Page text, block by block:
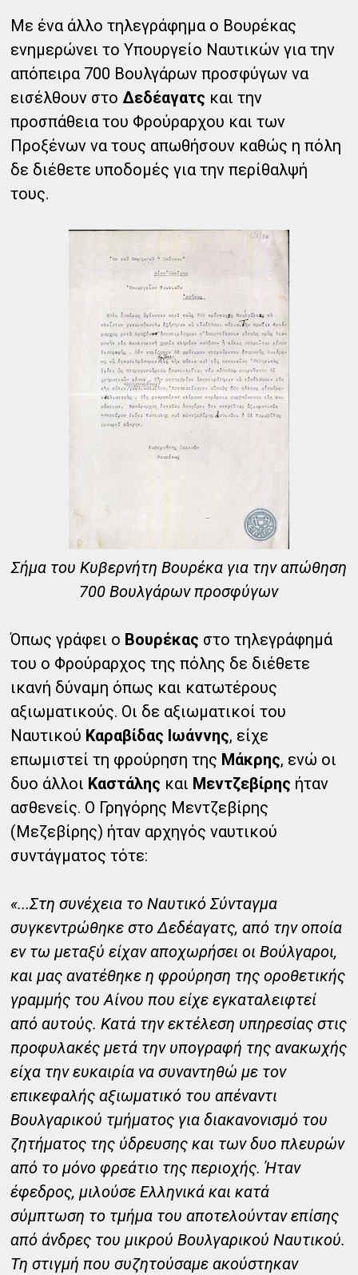
Με ένα άλλο τηλεγράφημα ο Βουρέκας
ενημερώνει το Υπουργείο Ναυτικών για την
απόπειρα 700 Βουλγάρων προσφύγων να
εισέλθουν στοΔεδέαγατς και την
προσπάθεια του Φρούραρχου και των
Προξένων να τους απωθήσουν καθώς η πόλη
δε διέθετε υποδομές για την περίθαλψή
τους.
Σήμα του Κυβερνήτη Βουρέκα για την απώθηση
700 Βουλγάρων προσφύγων
Όπως γράφει ο Βουρέκας στο τηλεγράφημά
του ο Φρούραρχος της πόλης δε διέθετε
ικανή δύναμη όπως και κατωτέρους
αξιωματικούς. Οι δε αξιωματικοί του
Ναυτικού Καραβίδας Ιωάννης, είχε
επωμιστεί τη φρούρηση της Μάκρης, ενώ οι
δυο άλλοι Καστάλης και Μεντζεβίρης ήταν
ασθενείς. Ο Γρηγόρης Μεντζεβίρης
(Μεζεβίρης) ήταν αρχηγός ναυτικού
συντάγματος τότε:
«...Στη συνέχεια το Ναυτικό Σύνταγμα
συγκεντρώθηκε στο Δεδέαγατς, από την οποία
εν τω μεταξύ είχαν αποχωρήσει οι Βούλγαροι,
και μας ανατέθηκε η φρούρηση της οροθετικής
γραμμής του Αίνου που είχε εγκαταλειφτεί
από αυτούς. Κατά την εκτέλεση υπηρεσίας στις
προφυλακές μετά την υπογραφή της ανακωχής
είχα την ευκαιρία να συναντηθώ με τον
επικεφαλής αξιωματικό του απέναντι
Βουλγαρικού τμήματος για διακανονισμό του
ζητήματος της ύδρευσης και των δυο πλευρών
από το μόνο φρεάτιο της περιοχής. Ήταν
έφεδρος, μιλούσε Ελληνικά και κατά
σύμπτωση το τμήμα του αποτελούνταν επίσης
από άνδρες του μικρού Βουλγαρικού Ναυτικού.
Τη στιγμή που συζητούσαμε ακούστηκαν